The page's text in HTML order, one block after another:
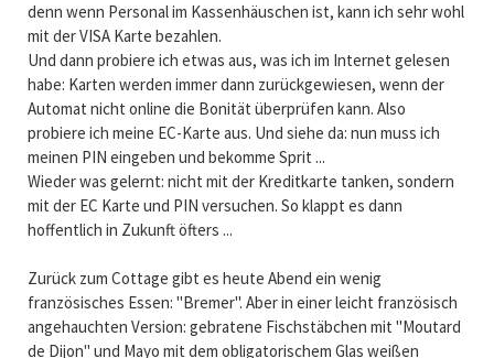
denn wenn Personal im Kassenhäuschen ist, kann ich sehr wohl
mit der VISA Karte bezahlen.
Und dann probiere ich etwas aus, was ich im Internet gelesen
habe: Karten werden immer dann zurückgewiesen, wenn der
Automat nicht online die Bonität überprüfen kann. Also
probiere ich meine EC-Karte aus. Und siehe da: nun muss ich
meinen PIN eingeben und bekomme Sprit ...
Wieder was gelernt: nicht mit der Kreditkarte tanken, sondern
mit der EC Karte und PIN versuchen. So klappt es dann
hoffentlich in Zukunft öfters ...
Zurück zum Cottage gibt es heute Abend ein wenig
französisches Essen: "Bremer". Aber in einer leicht französisch
angehauchten Version: gebratene Fischstäbchen mit "Moutard
de Dijon" und Mayo mit dem obligatorischem Glas weißen